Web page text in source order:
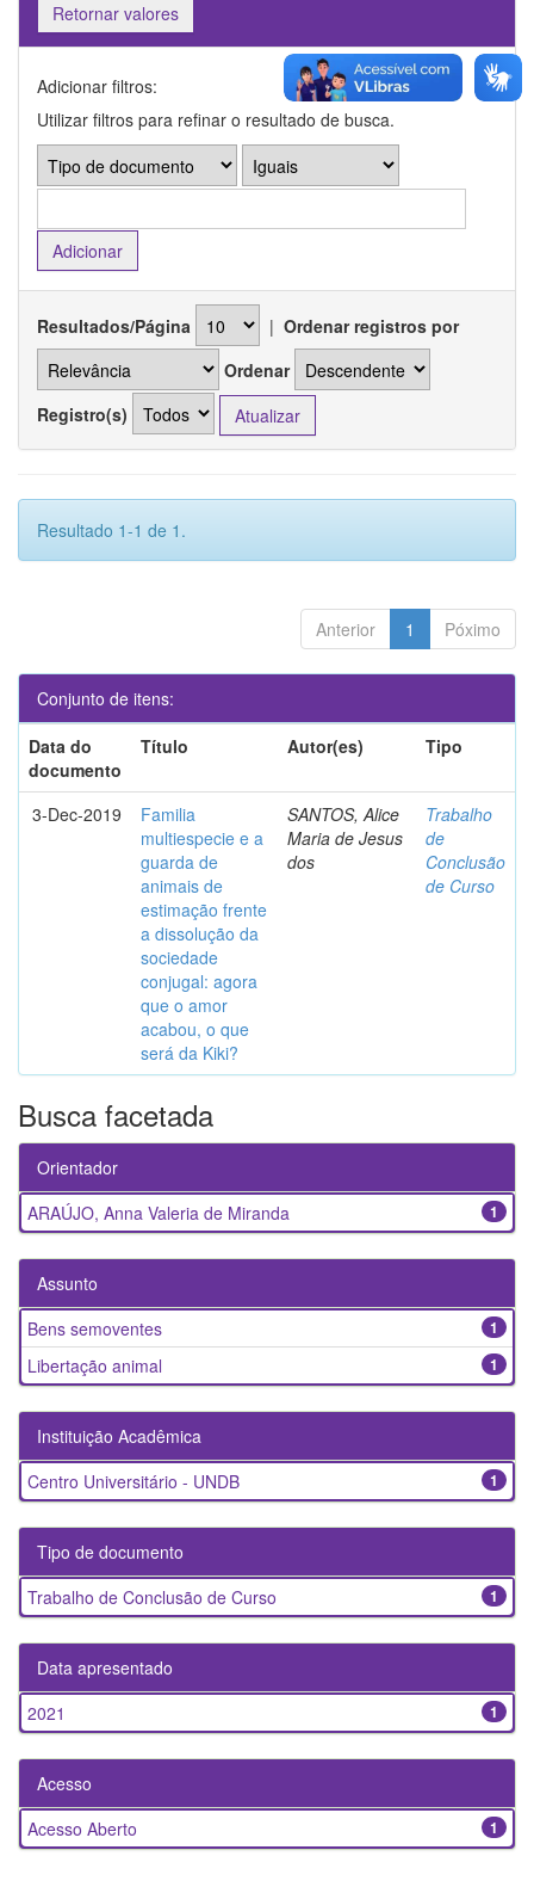
Retornar valores
Adicionar filtros:
Utilizar filtros para refinar o resultado de busca.
Resultados/Página | Ordenar registros por
Ordenar
Registro(s)
Resultado 1-1 de 1.
Anterior 1 Póximo
Conjunto de itens:
Data do
documento
Título Autor(es) Tipo
3-Dec-2019
Familia
multiespecie e a
guarda de
animais de
estimação frente
a dissolução da
sociedade
conjugal: agora
que o amor
acabou, o que
será da Kiki?
SANTOS, Alice
Maria de Jesus
dos
Trabalho
de
Conclusão
de Curso
Busca facetada
Orientador
1
ARAÚJO, Anna Valeria de Miranda
Assunto
1
Bens semoventes
1
Libertação animal
Instituição Acadêmica
1
Centro Universitário - UNDB
Tipo de documento
1
Trabalho de Conclusão de Curso
Data apresentado
1
2021
Acesso
1
Acesso Aberto